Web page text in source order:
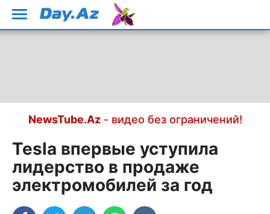
NewsTube.Az- видео без ограничений!
Tesla впервые уступила
лидерство в продаже
электромобилей за год